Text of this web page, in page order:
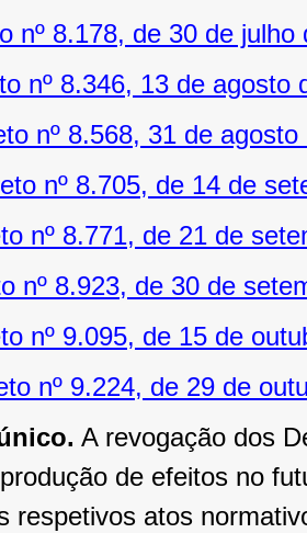
nº 8.178, de 30 de julho
nº 8.346, 13 de agosto
nº 8.568, 31 de
nº 8.705, de 14 de
nº 8.771, de 21 de
nº 8.923, de 30 de
nº 9.095, de 15 de
nº 9.224, de 29 de
A revogação dos
de efeitos no
respetivos atos